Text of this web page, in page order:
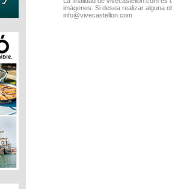
imágenes. Si desea realizar alguna
info@vivecastellon.com